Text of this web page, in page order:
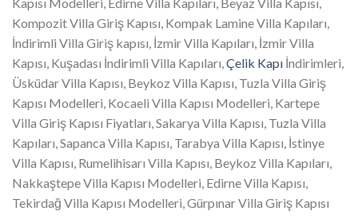
Kompozit Villa Giriş Kapısı, Kompak Lamine Villa Kapıları,
İndirimli Villa Giriş kapısı, İzmir Villa Kapıları, İzmir Villa
Kapısı, Kuşadası İndirimli Villa Kapıları,Çelik Kapı İndirimleri,
Üsküdar Villa Kapısı, Beykoz Villa Kapısı, Tuzla Villa Giriş
Kapısı Modelleri, Kocaeli Villa Kapısı Modelleri, Kartepe
Villa Giriş Kapısı Fiyatları, Sakarya Villa Kapısı, Tuzla Villa
Kapıları, Sapanca Villa Kapısı, Tarabya Villa Kapısı, İstinye
Villa Kapısı, Rumelihisarı Villa Kapısı, Beykoz Villa Kapıları,
Nakkaştepe Villa Kapısı Modelleri, Edirne Villa Kapısı,
Tekirdağ Villa Kapısı Modelleri, Gürpınar Villa Giriş Kapısı